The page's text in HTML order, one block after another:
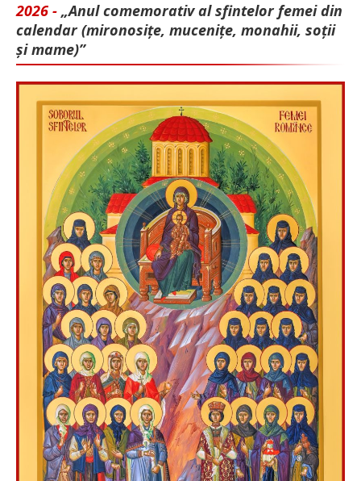
2026 - „Anul comemorativ al sfintelor femei din
calendar (mironosițe, mu­cenițe, monahii, soții
și mame)”